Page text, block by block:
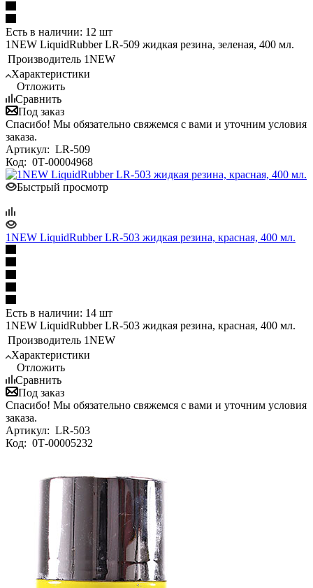
Есть в наличии: 12 шт
1NEW LiquidRubber LR-509 жидкая резина, зеленая, 400 мл.
Производитель 1NEW
Характеристики
Отложить
Сравнить
Под заказ
Спасибо! Мы обязательно свяжемся с вами и уточним условия
заказа.
Артикул: LR-509
Код: 0Т-00004968
Быстрый просмотр
1NEW LiquidRubber LR-503 жидкая резина, красная, 400 мл.
Есть в наличии: 14 шт
1NEW LiquidRubber LR-503 жидкая резина, красная, 400 мл.
Производитель 1NEW
Характеристики
Отложить
Сравнить
Под заказ
Спасибо! Мы обязательно свяжемся с вами и уточним условия
заказа.
Артикул: LR-503
Код: 0Т-00005232